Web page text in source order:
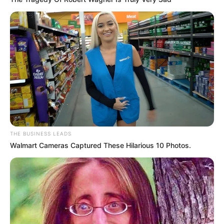
Όλα τα κείμενα και οι εικόνες είναι πνευματική ιδιοκτησία του
ΝΙΚΟΛΑΟΣ ΑΝΑΞΙΜΑΝΔΡΟΣ. Aπαγορεύεται η αναπαραγωγή, η
αναδημοσίευση και η τροποποίησή τους χωρίς προηγούμενη
γραπτή άδεια του δημιουργού τους. Με επιφύλαξη κάθε νόμιμου
δικαιώματος. Διαβάστε τηνΠολιτική Απορρήτουτου website πριν
αποδέχεστε. Ο ιστότοπος διατηρεί το δικαίωμα να τροποποιήσει
τους όρους χρήσης.
Επικοινωνήστε μαζί μας: nikolaosgeor@gmail.com
THE BUSINESS LEADS
Walmart Cameras Captured These Hilarious 10 Photos.